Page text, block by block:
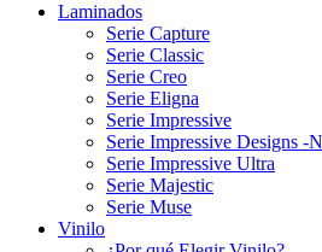
Laminados
Serie Capture
Serie Classic
Serie Creo
Serie Eligna
Serie Impressive
Serie Impressive Designs -
Serie Impressive Ultra
Serie Majestic
Serie Muse
Vinilo